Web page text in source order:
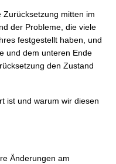
mitten im
der Probleme, die viele
festgestellt haben, und
und dem unteren Ende
den Zustand
ist und warum wir diesen
Änderungen am